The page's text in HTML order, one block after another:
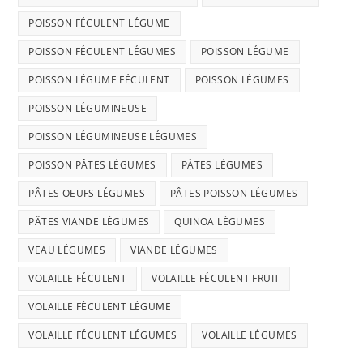
POISSON FÉCULENT LÉGUME
POISSON FÉCULENT LÉGUMES POISSON LÉGUME
POISSON LÉGUME FÉCULENT POISSON LÉGUMES
POISSON LÉGUMINEUSE
POISSON LÉGUMINEUSE LÉGUMES
POISSON PÂTES LÉGUMES PÂTES LÉGUMES
PÂTES OEUFS LÉGUMES PÂTES POISSON LÉGUMES
PÂTES VIANDE LÉGUMES QUINOA LÉGUMES
VEAU LÉGUMES VIANDE LÉGUMES
VOLAILLE FÉCULENT VOLAILLE FÉCULENT FRUIT
VOLAILLE FÉCULENT LÉGUME
VOLAILLE FÉCULENT LÉGUMES VOLAILLE LÉGUMES